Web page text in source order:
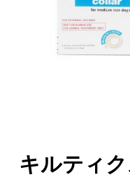
キルティ